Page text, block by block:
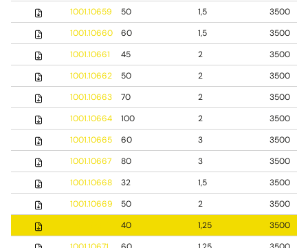
1001.10659
50 1,5
3500
1001.10660
60 1,5
3500
1001.10661
45 2
3500
1001.10662
50 2
3500
1001.10663
70 2
3500
1001.10664
100 2
3500
1001.10665
60 3
3500
1001.10667
80 3
3500
1001.10668
32 1,5
3500
1001.10669
50 2
3500
40 1,25
3500